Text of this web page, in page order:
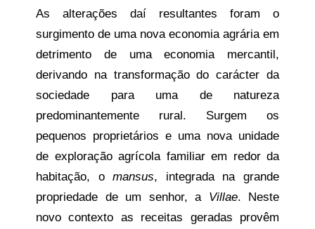
As alterações daí resultantes foram o
surgimento de uma nova economia agrária em
detrimento de uma economia mercantil,
derivando na transformação do carácter da
sociedade para uma de natureza
predominantemente rural. Surgem os
pequenos proprietários e uma nova unidade
de exploração agrícola familiar em redor da
habitação, omansus, integrada na grande
propriedade de um senhor, a Villae. Neste
novo contexto as receitas geradas provêm